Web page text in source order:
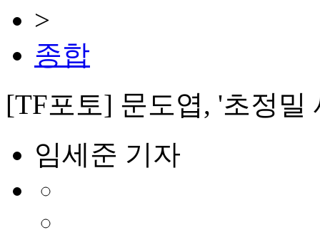
>
종합
[TF포토] 문도엽, '초정밀
임세준 기자